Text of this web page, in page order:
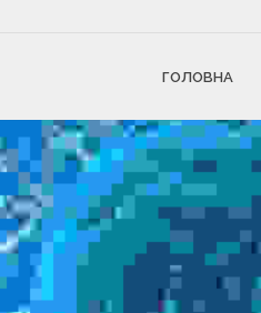
ГОЛОВНА